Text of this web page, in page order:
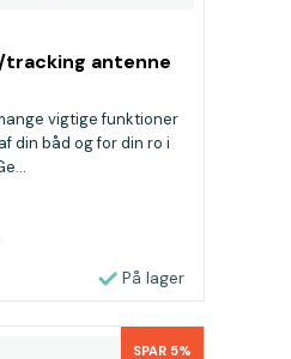
tracking antenne
vigtige funktioner
din båd og for din ro i
På lager
SPAR 5%